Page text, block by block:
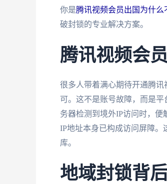
你是腾讯视频会员出国为什么
破封锁的专业解决方案。
腾讯视频会
很多人带着满心期待开通腾
可。这不是账号故障，而是
务器检测到境外IP访问时，便
IP地址本身已构成访问屏障
库。
地域封锁背